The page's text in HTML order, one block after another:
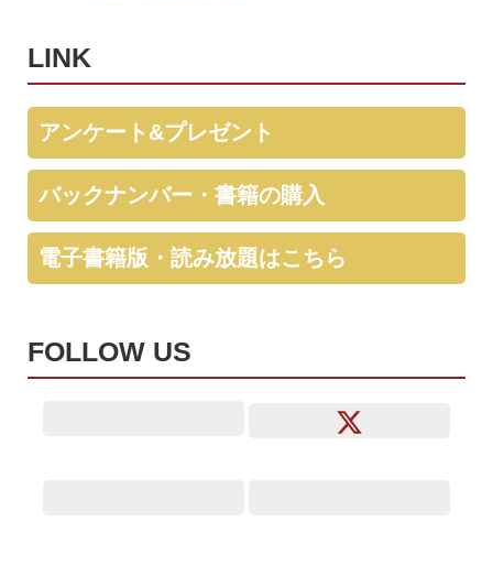
LINK
アンケート&プレゼント
バックナンバー・書籍の購入
電子書籍版・読み放題はこちら
FOLLOW US